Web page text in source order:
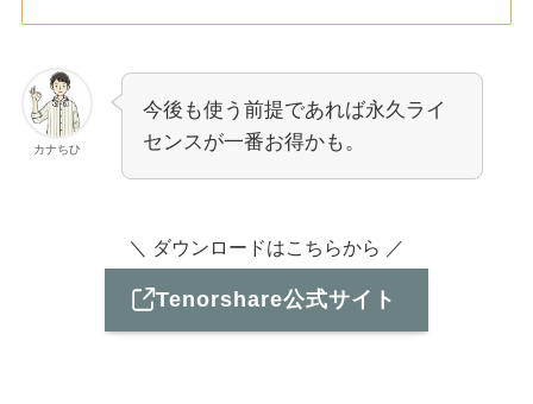
カナちひ
今後も使う前提であれば永久ライ
センスが一番お得かも。
＼ ダウンロードはこちらから ／
Tenorshare公式サイト